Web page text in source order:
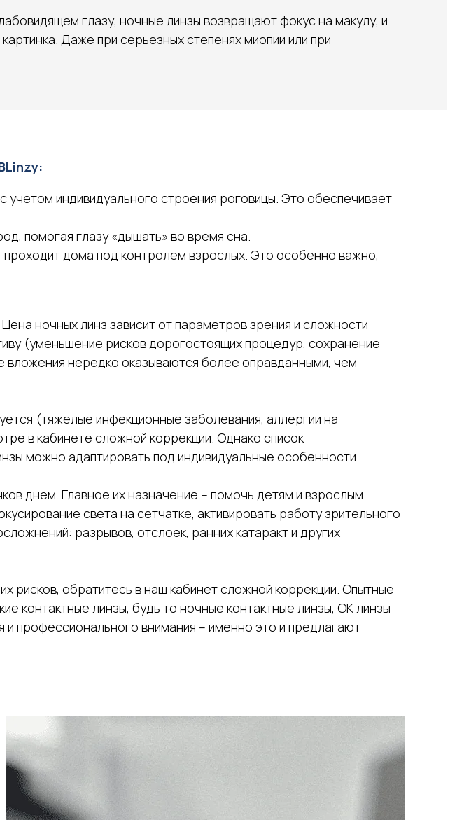
глазу, ночные линзы возвращают фокус на макулу, и
Даже при серьезных степенях миопии или при
учетом индивидуального строения роговицы. Это обеспечивает
помогая глазу «дышать» во время сна.
дома под контролем взрослых. Это особенно важно,
ночных линз зависит от параметров зрения и сложности
(уменьшение рисков дорогостоящих процедур, сохранение
вложения нередко оказываются более оправданными, чем
(тяжелые инфекционные заболевания, аллергии на
в кабинете сложной коррекции. Однако список
можно адаптировать под индивидуальные особенности.
днем. Главное их назначение – помочь детям и взрослым
света на сетчатке, активировать работу зрительного
разрывов, отслоек, ранних катаракт и других
рисков, обратитесь в наш кабинет сложной коррекции. Опытные
контактные линзы, будь то ночные контактные линзы, ОК линзы
профессионального внимания – именно это и предлагают